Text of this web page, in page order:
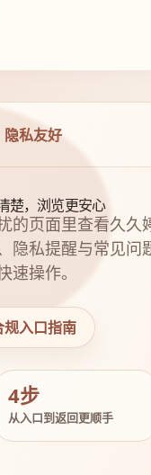
隐私友好
楚，浏览更安心
的页面里查看久久
隐私提醒与常见问
速操作。
规入口指南
4步
从入口到返回更顺手